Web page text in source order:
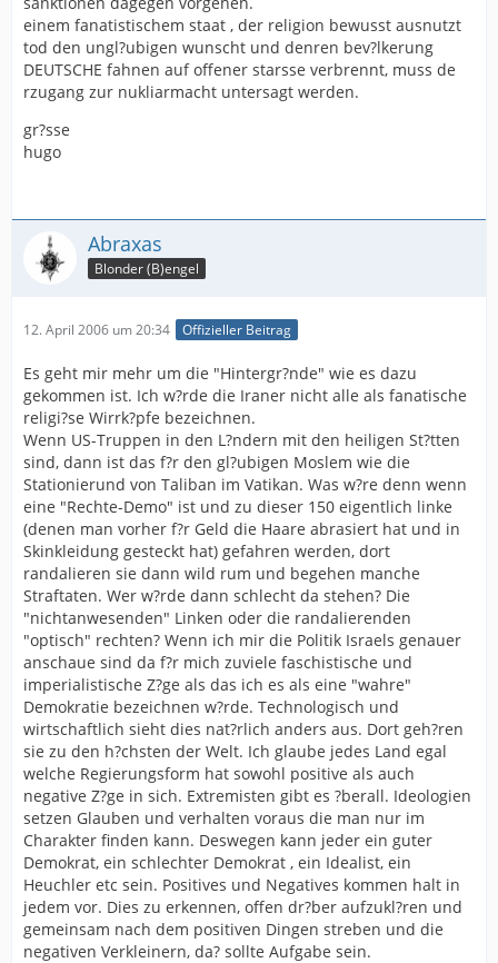
einem fanatistischem staat , der religion bewusst ausnutzt
tod den ungl?ubigen wunscht und denren bev?lkerung
DEUTSCHE fahnen auf offener starsse verbrennt, muss de
rzugang zur nukliarmacht untersagt werden.
gr?sse
hugo
Abraxas
Blonder (B)engel
12. April 2006 um 20:34 Offizieller Beitrag
Es geht mir mehr um die "Hintergr?nde" wie es dazu
gekommen ist. Ich w?rde die Iraner nicht alle als fanatische
religi?se Wirrk?pfe bezeichnen.
Wenn US-Truppen in den L?ndern mit den heiligen St?tten
sind, dann ist das f?r den gl?ubigen Moslem wie die
Stationierund von Taliban im Vatikan. Was w?re denn wenn
eine "Rechte-Demo" ist und zu dieser 150 eigentlich linke
(denen man vorher f?r Geld die Haare abrasiert hat und in
Skinkleidung gesteckt hat) gefahren werden, dort
randalieren sie dann wild rum und begehen manche
Straftaten. Wer w?rde dann schlecht da stehen? Die
"nichtanwesenden" Linken oder die randalierenden
"optisch" rechten? Wenn ich mir die Politik Israels genauer
anschaue sind da f?r mich zuviele faschistische und
imperialistische Z?ge als das ich es als eine "wahre"
Demokratie bezeichnen w?rde. Technologisch und
wirtschaftlich sieht dies nat?rlich anders aus. Dort geh?ren
sie zu den h?chsten der Welt. Ich glaube jedes Land egal
welche Regierungsform hat sowohl positive als auch
negative Z?ge in sich. Extremisten gibt es ?berall. Ideologien
setzen Glauben und verhalten voraus die man nur im
Charakter finden kann. Deswegen kann jeder ein guter
Demokrat, ein schlechter Demokrat , ein Idealist, ein
Heuchler etc sein. Positives und Negatives kommen halt in
jedem vor. Dies zu erkennen, offen dr?ber aufzukl?ren und
gemeinsam nach dem positiven Dingen streben und die
negativen Verkleinern, da? sollte Aufgabe sein.